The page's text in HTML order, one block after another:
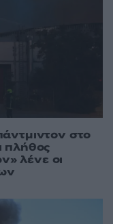
στο
πλήθος
λένε οι